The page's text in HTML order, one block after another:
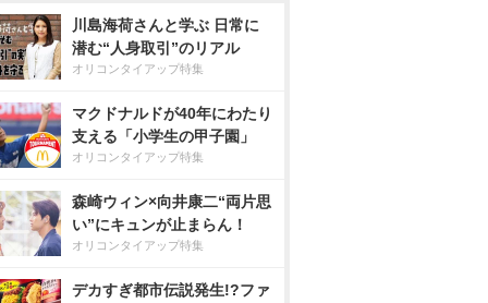
川島海荷さんと学ぶ 日常に
潜む“人身取引”のリアル
オリコンタイアップ特集
マクドナルドが40年にわたり
支える「小学生の甲子園」
オリコンタイアップ特集
森崎ウィン×向井康二“両片思
い”にキュンが止まらん！
オリコンタイアップ特集
デカすぎ都市伝説発生!?ファ